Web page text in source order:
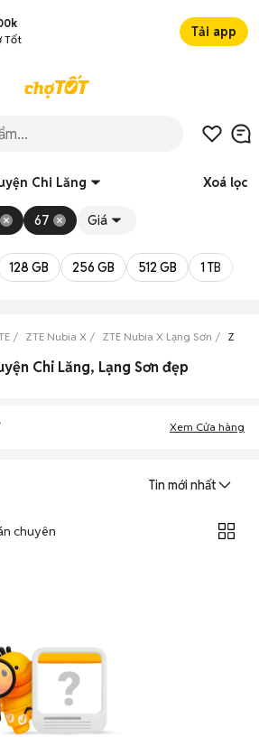
Tốt
Tải app
Chi Lăng Xoá lọc
67 Giá
128 GB 256 GB 512 GB 1 TB
ZTE Nubia X ZTE Nubia X Lạng Sơn ZTE
Chi Lăng, Lạng Sơn đẹp
Xem Cửa hàng
Tin mới nhất
chuyên